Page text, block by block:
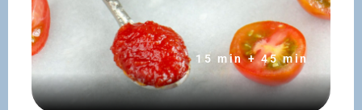
15 min + 45 min